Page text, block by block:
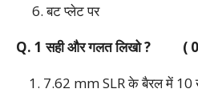
6. बट प्लेट पर
Q. 1 सही और गलत लिखो ? (
1. 7.62 mm SLR के बैरल में